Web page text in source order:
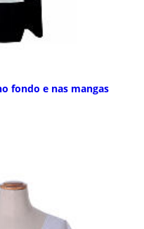
fondo e nas mangas